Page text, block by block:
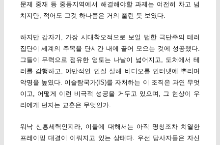
문제 중재 등 중동지역에서 해결해야할 과제는 여전히 차고 넘
치지만, 적어도 그것 하나쯤은 거의 풀린 듯 보였다.
하지만 갑자기, 가장 시대착오적으로 보일 법한 극단주의 테러
집단이 세계의 주목을 단시간 내에 끌어 모으는 것에 성공했다.
그들이 무력으로 점유한 영토는 나날이 넓어지고, 도처에서 테
러를 감행하고, 야만적인 인질 살해 비디오를 인터넷에 뿌리며
악명을 높였다. 이슬람국가(IS)를 자처하는 이 조직은 과연 무엇
이고, 어떻게 이런 비극적 성공을 거두고 있으며, 그 현상이 우
리에게 던지는 교훈은 무엇인가.
워낙 신흥세력인지라, 이들에 대해서는 아직 명칭조차 치열한
프레이밍 대결이 이뤄지고 있는 상태다. 우선 당사자들은 자신